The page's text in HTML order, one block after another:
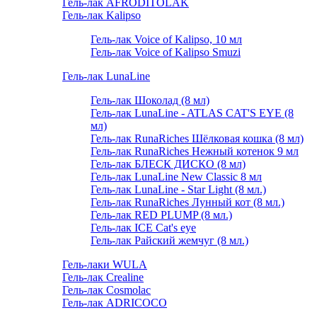
Гель-лак AFRODITOLAK
Гель-лак Kalipso
Гель-лак Voice of Kalipso, 10 мл
Гель-лак Voice of Kalipso Smuzi
Гель-лак LunaLine
Гель-лак Шоколад (8 мл)
Гель-лак LunaLine - ATLAS CAT'S EYE (8
мл)
Гель-лак RunaRiches Шёлковая кошка (8 мл)
Гель-лак RunaRiches Нежный котенок 9 мл
Гель-лак БЛЕСК ДИСКО (8 мл)
Гель-лак LunaLine New Classic 8 мл
Гель-лак LunaLine - Star Light (8 мл.)
Гель-лак RunaRiches Лунный кот (8 мл.)
Гель-лак RED PLUMP (8 мл.)
Гель-лак ICE Cat's eye
Гель-лак Райский жемчуг (8 мл.)
Гель-лаки WULA
Гель-лак Crealine
Гель-лак Cosmolac
Гель-лак ADRICOCO